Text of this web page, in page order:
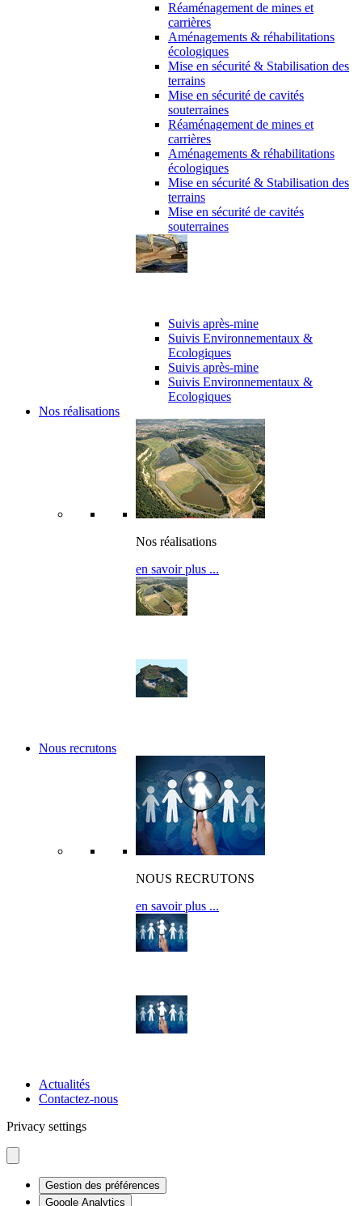
Réaménagement de mines et
carrières
Aménagements & réhabilitations
écologiques
Mise en sécurité & Stabilisation des
terrains
Mise en sécurité de cavités
souterraines
Réaménagement de mines et
carrières
Aménagements & réhabilitations
écologiques
Mise en sécurité & Stabilisation des
terrains
Mise en sécurité de cavités
souterraines
Suivis après-mine
Suivis Environnementaux &
Ecologiques
Suivis après-mine
Suivis Environnementaux &
Ecologiques
Nos réalisations
Nos réalisations
en savoir plus ...
Nous recrutons
NOUS RECRUTONS
en savoir plus ...
Actualités
Contactez-nous
Privacy settings
Gestion des préférences
Google Analytics